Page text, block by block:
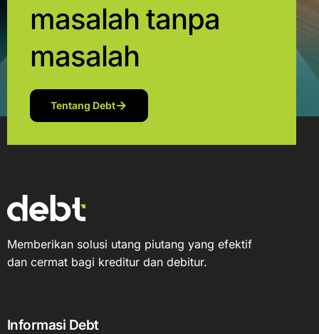
masalah tanpa
masalah
Tentang Debt
Memberikan solusi utang piutang yang efektif
dan cermat bagi kreditur dan debitur.
Informasi Debt